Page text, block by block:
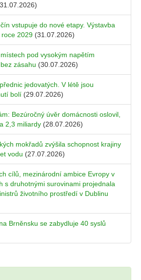
vstupuje do nové etapy. Výstavba
2029 (31.07.2026)
pod vysokým napětím
zásahu (30.07.2026)
jedovatých. V létě jsou
bolí (29.07.2026)
Bezúročný úvěr domácnosti oslovil,
2,3 miliardy (28.07.2026)
mokřadů zvýšila schopnost krajiny
vodu (27.07.2026)
cílů, mezinárodní ambice Evropy v
s druhotnými surovinami projednala
životního prostředí v Dublinu
Brněnsku se zabydluje 40 syslů